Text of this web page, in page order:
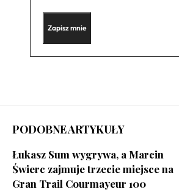
PODOBNE ARTYKUŁY
Łukasz Sum wygrywa, a Marcin
Świerc zajmuje trzecie miejsce na
Gran Trail Courmayeur 100